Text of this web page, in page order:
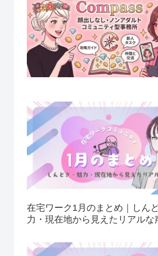
在宅ワーク1月のまとめ｜しん
力・現在地から見えたリアルな